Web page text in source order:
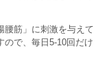
腰筋」に刺激を与えて
ので、毎日5-10回だけ